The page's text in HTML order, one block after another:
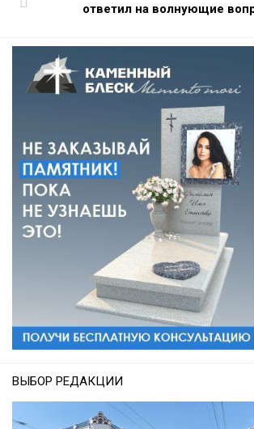
ответил на волнующие
ВЫБОР РЕДАКЦИИ